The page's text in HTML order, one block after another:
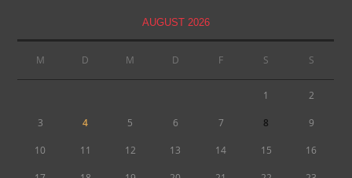
AUGUST 2026
M D M D F S S
1 2
3 4 5 6 7 8 9
10 11 12 13 14 15 16